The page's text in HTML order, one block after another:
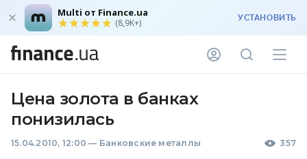
Multi от Finance.ua
(8,9K+) УСТАНОВИТЬ
Цена золота в банках
понизилась
15.04.2010, 12:00 — Банковские металлы 357